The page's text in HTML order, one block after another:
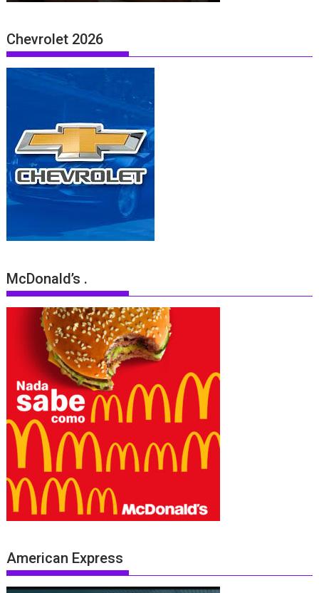
Chevrolet 2026
McDonald’s .
American Express